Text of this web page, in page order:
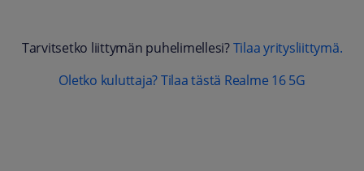
Tarvitsetko liittymän puhelimellesi?Tilaa yritysliittymä.
Oletko kuluttaja? Tilaa tästä Realme 16 5G